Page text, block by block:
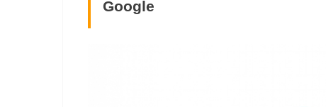
Google